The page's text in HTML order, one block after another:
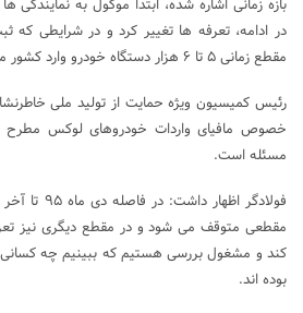
بازه زمانی اشاره شده، ابتدا موکول به
در ادامه، تعرفه ها تغییر کرد و در شرایطی
مقطع زمانی ۵ تا ۶ هزار دستگاه خودرو وارد کشور می شود.
رئیس کمیسیون ویژه حمایت از تولید ملی
خصوص مافیای واردات خودروهای لوکس مطرح
مسئله است.
مقطعی متوقف می شود و در مقطع دیگری نیز
کند و مشغول بررسی هستیم که ببینیم چه
بوده اند.